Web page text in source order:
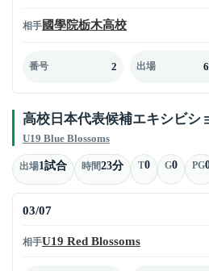
相手國學院栃木高校
番号 2 出場
高校日本代表候補エキシビシ
U19 Blue Blossoms
出場1試合 時間23分 T0 G0 PG
03/07
相手U19 Red Blossoms